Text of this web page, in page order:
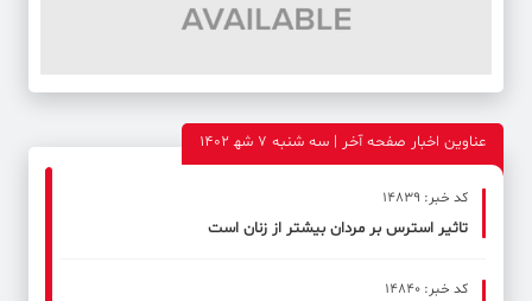
عناوین اخبار صفحه آخر | سه شنبه 7 شه‍ 1402
کد خبر: 14839
تاثیر استرس بر مردان بیشتر از زنان است
کد خبر: 14840